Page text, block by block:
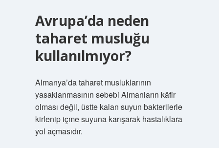
Avrupa’da neden
taharet musluğu
kullanılmıyor?
Almanya’da taharet musluklarının
yasaklanmasının sebebi Almanların kâfir
olması değil, üstte kalan suyun bakterilerle
kirlenip içme suyuna karışarak hastalıklara
yol açmasıdır.